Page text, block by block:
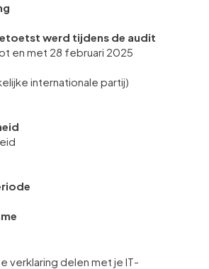
werd tijdens de audit
en met 28 februari 2025
internationale partij)
verklaring delen met je IT-